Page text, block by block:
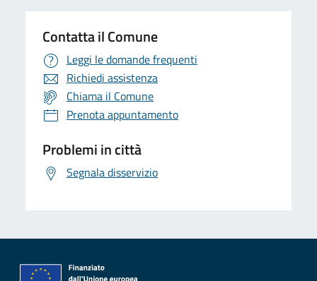
Contatta il Comune
Leggi le domande frequenti
Richiedi assistenza
Chiama il Comune
Prenota appuntamento
Problemi in città
Segnala disservizio